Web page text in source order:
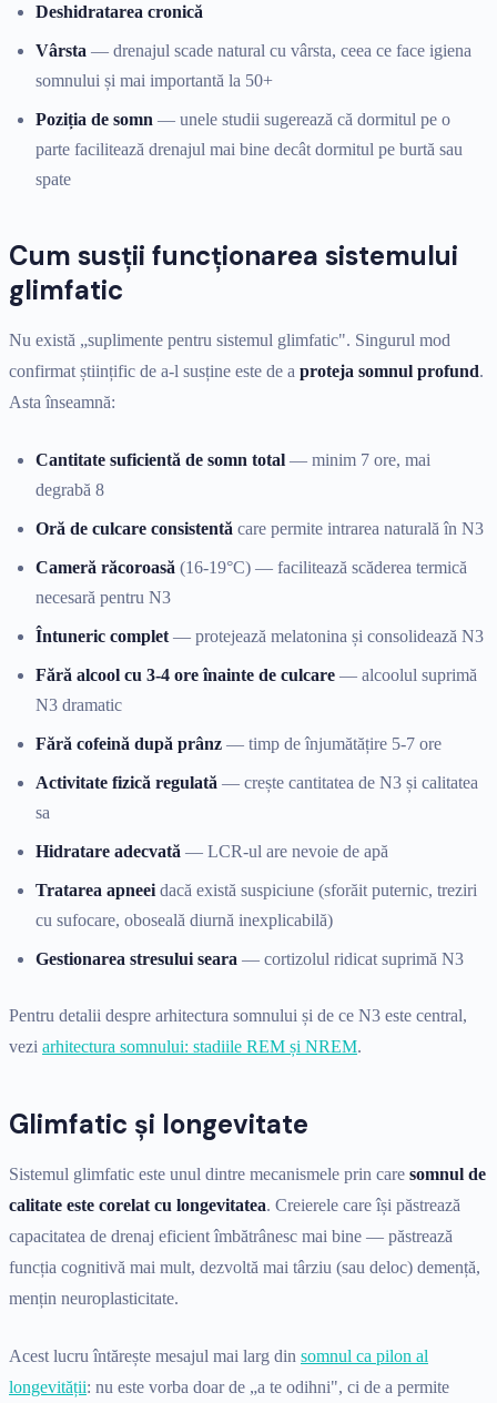
Deshidratarea cronică
Vârsta — drenajul scade natural cu vârsta, ceea ce face igiena
somnului și mai importantă la 50+
Poziția de somn — unele studii sugerează că dormitul pe o
parte facilitează drenajul mai bine decât dormitul pe burtă sau
spate
Cum susții funcționarea sistemului
glimfatic
Nu există „suplimente pentru sistemul glimfatic". Singurul mod
confirmat științific de a-l susține este de a proteja somnul profund.
Asta înseamnă:
Cantitate suficientă de somn total — minim 7 ore, mai
degrabă 8
Oră de culcare consistentă care permite intrarea naturală în N3
Cameră răcoroasă (16-19°C) — facilitează scăderea termică
necesară pentru N3
Întuneric complet — protejează melatonina și consolidează N3
Fără alcool cu 3-4 ore înainte de culcare — alcoolul suprimă
N3 dramatic
Fără cofeină după prânz — timp de înjumătățire 5-7 ore
Activitate fizică regulată — crește cantitatea de N3 și calitatea
sa
Hidratare adecvată — LCR-ul are nevoie de apă
Tratarea apneei dacă există suspiciune (sforăit puternic, treziri
cu sufocare, oboseală diurnă inexplicabilă)
Gestionarea stresului seara — cortizolul ridicat suprimă N3
Pentru detalii despre arhitectura somnului și de ce N3 este central,
vezi arhitectura somnului: stadiile REM și NREM.
Glimfatic și longevitate
Sistemul glimfatic este unul dintre mecanismele prin care somnul de
calitate este corelat cu longevitatea. Creierele care își păstrează
capacitatea de drenaj eficient îmbătrânesc mai bine — păstrează
funcția cognitivă mai mult, dezvoltă mai târziu (sau deloc) demență,
mențin neuroplasticitate.
Acest lucru întărește mesajul mai larg din somnul ca pilon al
longevității: nu este vorba doar de „a te odihni", ci de a permite